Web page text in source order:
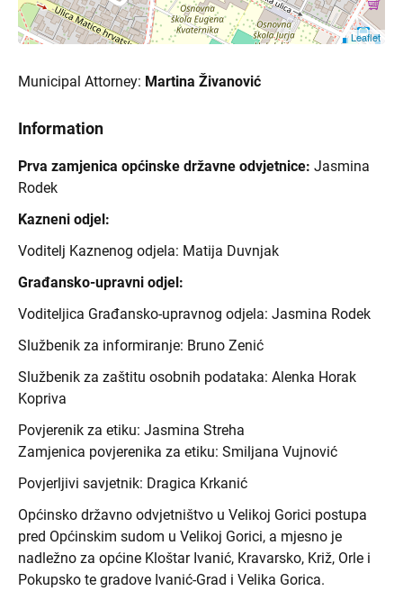
Leaflet
Municipal Attorney: Martina Živanović
Information
Prva zamjenica općinske državne odvjetnice: Jasmina
Rodek
Kazneni odjel:
Voditelj Kaznenog odjela: Matija Duvnjak
Građansko-upravni odjel:
Voditeljica Građansko-upravnog odjela: Jasmina Rodek
Službenik za informiranje: Bruno Zenić
Službenik za zaštitu osobnih podataka: Alenka Horak
Kopriva
Povjerenik za etiku: Jasmina Streha
Zamjenica povjerenika za etiku: Smiljana Vujnović
Povjerljivi savjetnik: Dragica Krkanić
Općinsko državno odvjetništvo u Velikoj Gorici postupa
pred Općinskim sudom u Velikoj Gorici, a mjesno je
nadležno za općine Kloštar Ivanić, Kravarsko, Križ, Orle i
Pokupsko te gradove Ivanić-Grad i Velika Gorica.